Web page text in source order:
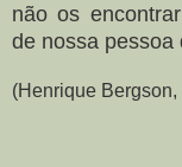
não os
de nossa pessoa
(Henrique Bergson,